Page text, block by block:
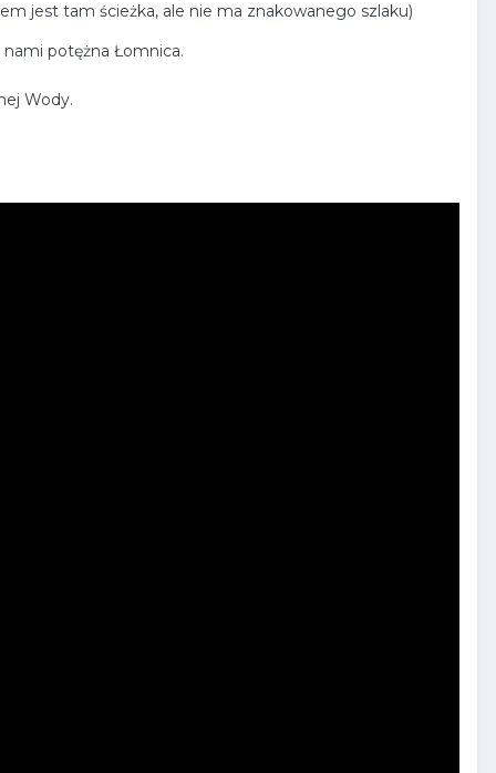
jest tam ścieżka, ale nie ma znakowanego szlaku)
potężna Łomnica.
Wody.